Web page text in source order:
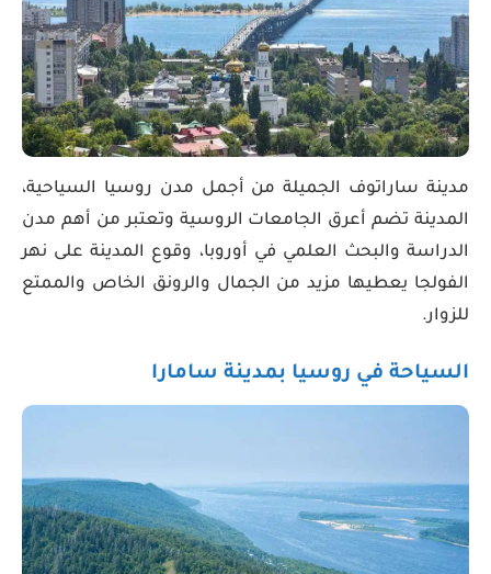
مدينة ساراتوف الجميلة من أجمل مدن روسيا السياحية،
المدينة تضم أعرق الجامعات الروسية وتعتبر من أهم مدن
الدراسة والبحث العلمي في أوروبا، وقوع المدينة على نهر
الفولجا يعطيها مزيد من الجمال والرونق الخاص والممتع
للزوار.
السياحة في روسيا بمدينة سامارا